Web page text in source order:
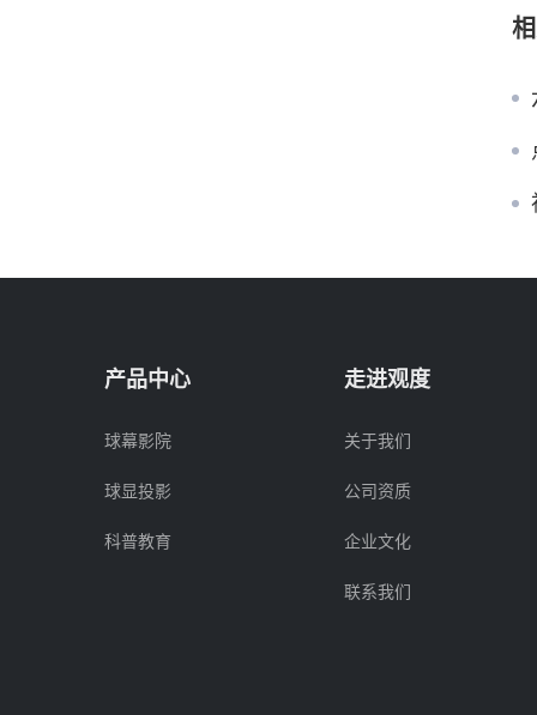
产品中心
球幕影院
球显投影
科普教育
走进观度
关于我们
公司资质
企业文化
联系我们